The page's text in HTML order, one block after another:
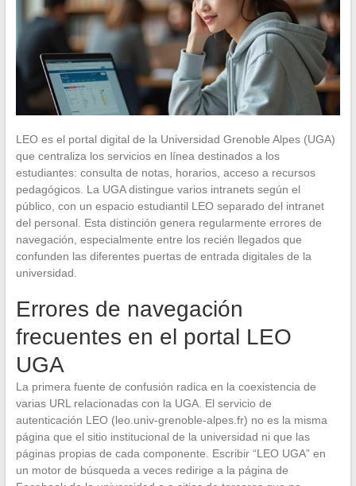
LEO es el portal digital de la Universidad Grenoble Alpes (UGA)
que centraliza los servicios en línea destinados a los
estudiantes: consulta de notas, horarios, acceso a recursos
pedagógicos. La UGA distingue varios intranets según el
público, con un espacio estudiantil LEO separado del intranet
del personal. Esta distinción genera regularmente errores de
navegación, especialmente entre los recién llegados que
confunden las diferentes puertas de entrada digitales de la
universidad.
Errores de navegación
frecuentes en el portal LEO
UGA
La primera fuente de confusión radica en la coexistencia de
varias URL relacionadas con la UGA. El servicio de
autenticación LEO (leo.univ-grenoble-alpes.fr) no es la misma
página que el sitio institucional de la universidad ni que las
páginas propias de cada componente. Escribir “LEO UGA” en
un motor de búsqueda a veces redirige a la página de